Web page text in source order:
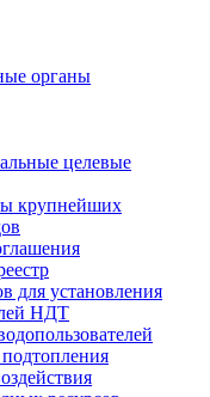
органы
целевые
крупнейших
для установления
НДТ